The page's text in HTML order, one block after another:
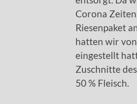
Corona
Riesenpaket
hatten wir
eingestellt
Zuschnitte
50 % Fleisch.